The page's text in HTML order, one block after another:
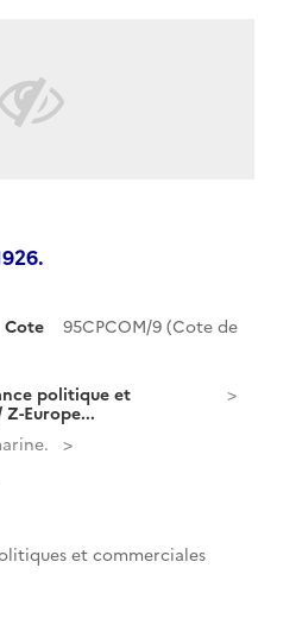
Cote
95CPCOM/9 (Cote de
politique et
Europe...
et commerciales